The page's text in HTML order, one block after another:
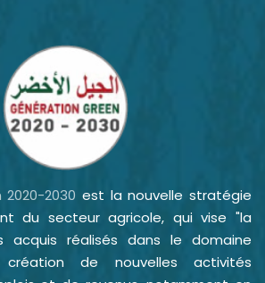
2030 est la nouvelle stratégie
du secteur agricole, qui vise "la
acquis réalisés dans le domaine
de nouvelles activités